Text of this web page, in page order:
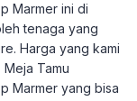
Marmer ini di
tenaga yang
Harga yang kami
Tamu
Marmer yang bisa